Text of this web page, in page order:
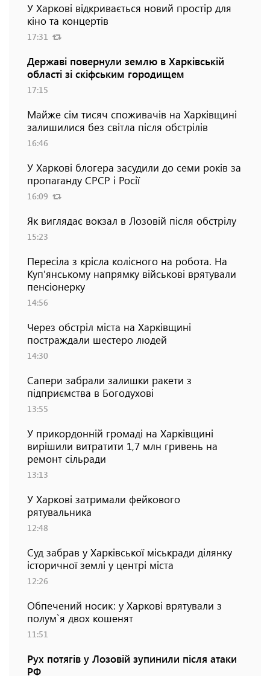
У Харкові відкривається новий простір для
кіно та концертів
17:31
Державі повернули землю в Харківській
області зі скіфським городищем
17:15
Майже сім тисяч споживачів на Харківщині
залишилися без світла після обстрілів
16:46
У Харкові блогера засудили до семи років за
пропаганду СРСР і Росії
16:09
Як виглядає вокзал в Лозовій після обстрілу
15:23
Пересіла з крісла колісного на робота. На
Куп'янському напрямку військові врятували
пенсіонерку
14:56
Через обстріл міста на Харківщині
постраждали шестеро людей
14:30
Сапери забрали залишки ракети з
підприємства в Богодухові
13:55
У прикордонній громаді на Харківщині
вирішили витратити 1,7 млн гривень на
ремонт сільради
13:13
У Харкові затримали фейкового
рятувальника
12:48
Суд забрав у Харківської міськради ділянку
історичної землі у центрі міста
12:26
Обпечений носик: у Харкові врятували з
полум`я двох кошенят
11:51
Рух потягів у Лозовій зупинили після атаки
РФ